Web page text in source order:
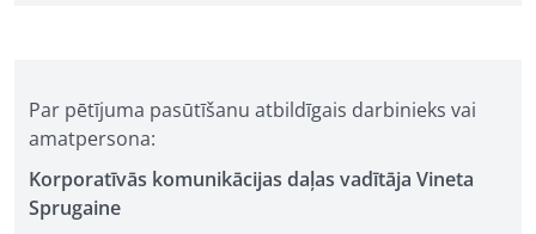
Par pētījuma pasūtīšanu atbildīgais darbinieks vai
amatpersona:
Korporatīvās komunikācijas daļas vadītāja Vineta
Sprugaine